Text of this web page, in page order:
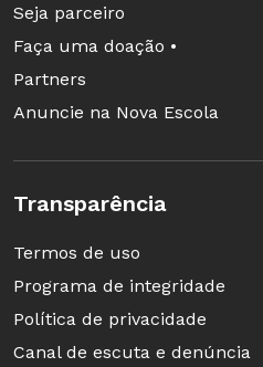
Seja parceiro
Faça uma doação •
Partners
Anuncie na Nova Escola
Transparência
Termos de uso
Programa de integridade
Política de privacidade
Canal de escuta e denúncia